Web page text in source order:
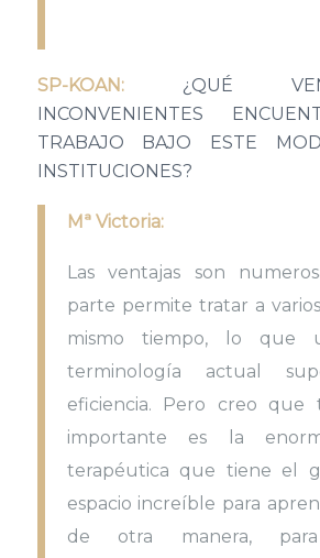
SP-KOAN:¿QUÉ
INCONVENIENTES
TRABAJO BAJO ESTE
INSTITUCIONES?
Mª Victoria:
Las ventajas son
parte permite tratar a
mismo tiempo, lo que
terminología actual
eficiencia. Pero creo que
importante es la
terapéutica que tiene el
espacio increíble para
de otra manera, para